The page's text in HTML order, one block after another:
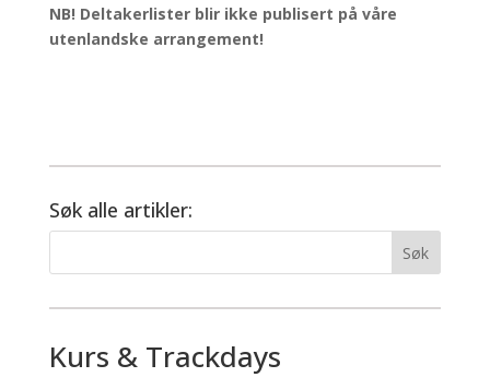
NB! Deltakerlister blir ikke publisert på våre
utenlandske arrangement!
Søk alle artikler:
Kurs & Trackdays